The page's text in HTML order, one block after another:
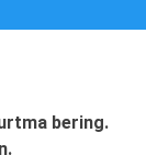
bering.